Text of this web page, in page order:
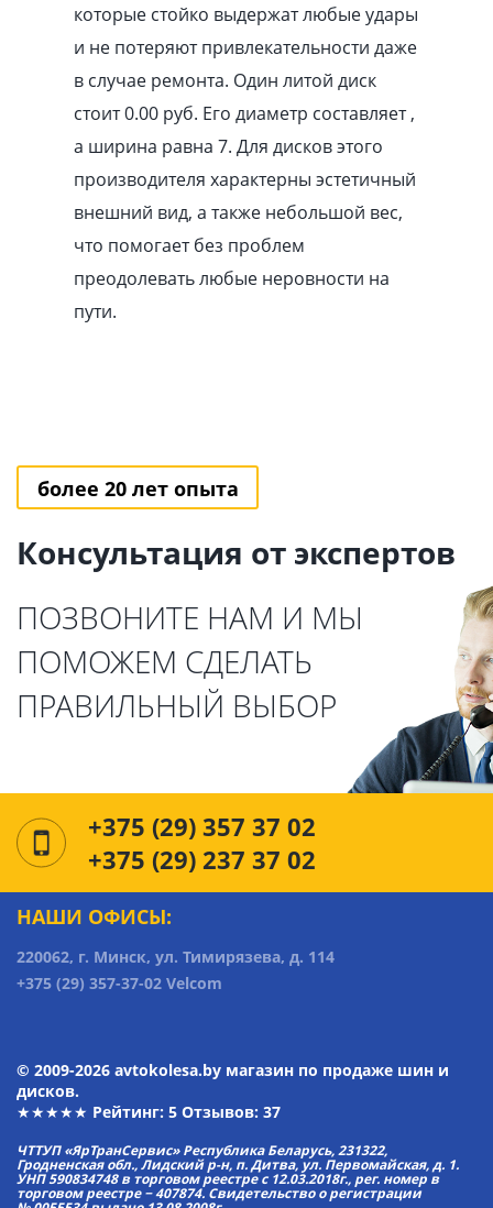
которые стойко выдержат любые удары
и не потеряют привлекательности даже
в случае ремонта. Один литой диск
стоит 0.00 pуб. Его диаметр составляет ,
а ширина равна 7. Для дисков этого
производителя характерны эстетичный
внешний вид, а также небольшой вес,
что помогает без проблем
преодолевать любые неровности на
пути.
более 20 лет опыта
Консультация от экспертов
ПОЗВОНИТЕ НАМ И МЫ
ПОМОЖЕМ СДЕЛАТЬ
ПРАВИЛЬНЫЙ ВЫБОР
+375 (29) 357 37 02
+375 (29) 237 37 02
НАШИ ОФИСЫ:
220062, г. Минск, ул. Тимирязева, д. 114
+375 (29) 357-37-02 Velcom
© 2009-2026 avtokolesa.by магазин по продаже шин и
дисков.
★★★★★ Рейтинг: 5 Отзывов: 37
ЧТТУП «ЯрТранСервис» Республика Беларусь, 231322,
Гродненская обл., Лидский р-н, п. Дитва, ул. Первомайская, д. 1.
УНП 590834748 в торговом реестре с 12.03.2018г., рег. номер в
торговом реестре − 407874. Свидетельство о регистрации